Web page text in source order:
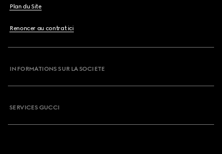
Plan du Site
Renoncer au contrat ici
INFORMATIONS SUR LA SOCIETE
SERVICES GUCCI